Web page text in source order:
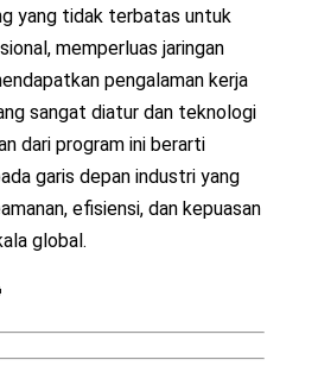
yang tidak terbatas untuk
memperluas jaringan
pengalaman kerja
sangat diatur dan teknologi
dari program ini berarti
garis depan industri yang
efisiensi, dan kepuasan
global.